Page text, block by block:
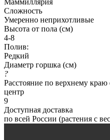
Сложность
Умеренно неприхотливые
Высота от пола (см)
4-8
Полив:
Редкий
Диаметр горшка (см)
?
Расстояние по верхнему краю
центр
9
Доступная доставка
по всей России (растения с